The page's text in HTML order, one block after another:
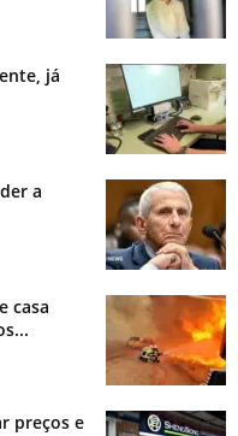
já
a
casa
preços e